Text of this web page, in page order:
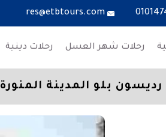
res@etbtours.com
رحلات شهر العسل رحلات دينية
بلو المدينة المنورة